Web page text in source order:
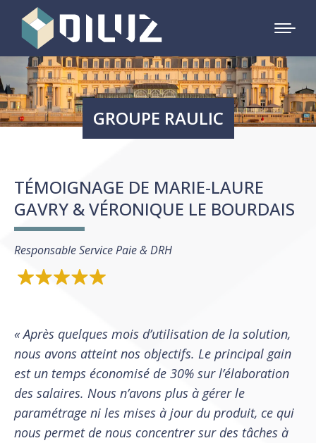
GROUPE RAULIC
TÉMOIGNAGE DE MARIE-LAURE
GAVRY & VÉRONIQUE LE BOURDAIS
Responsable Service Paie & DRH
« Après quelques mois d’utilisation de la solution,
nous avons atteint nos objectifs. Le principal gain
est un temps économisé de 30% sur l’élaboration
des salaires. Nous n’avons plus à gérer le
paramétrage ni les mises à jour du produit, ce qui
nous permet de nous concentrer sur des tâches à